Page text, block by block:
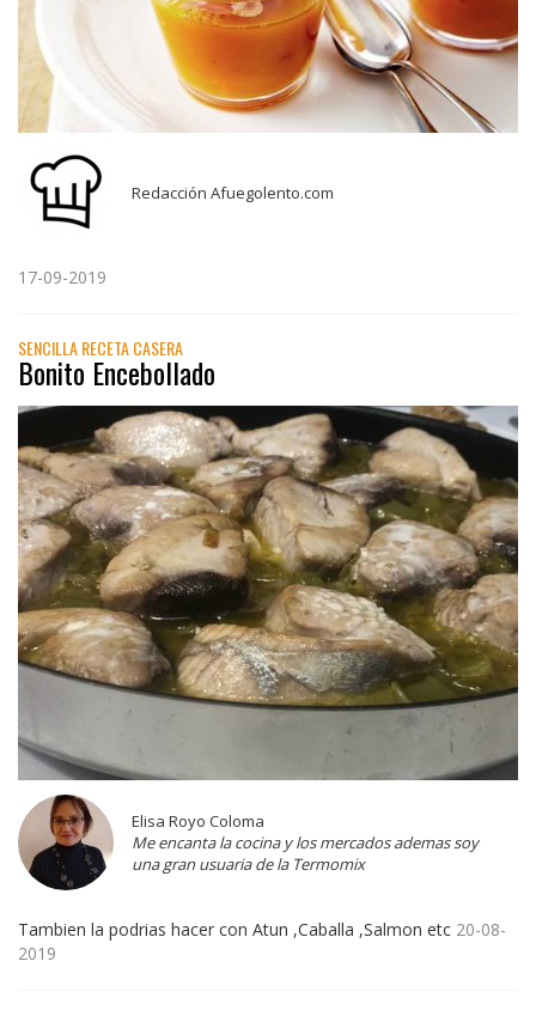
Redacción Afuegolento.com
17-09-2019
SENCILLA RECETA CASERA
Bonito Encebollado
Elisa Royo Coloma
Me encanta la cocina y los mercados ademas soy
una gran usuaria de la Termomix
Tambien la podrias hacer con Atun ,Caballa ,Salmon etc 20-08-
2019